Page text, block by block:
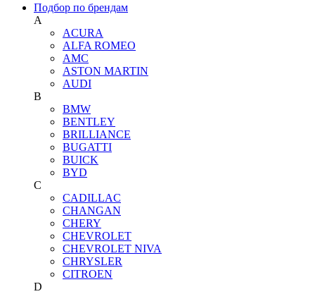
Подбор по брендам
A
ACURA
ALFA ROMEO
AMC
ASTON MARTIN
AUDI
B
BMW
BENTLEY
BRILLIANCE
BUGATTI
BUICK
BYD
C
CADILLAC
CHANGAN
CHERY
CHEVROLET
CHEVROLET NIVA
CHRYSLER
CITROEN
D